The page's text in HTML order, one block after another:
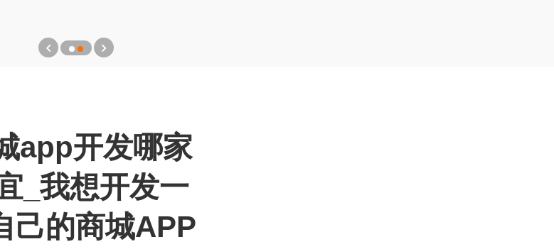
app开发哪家
_我想开发一
己的商城APP